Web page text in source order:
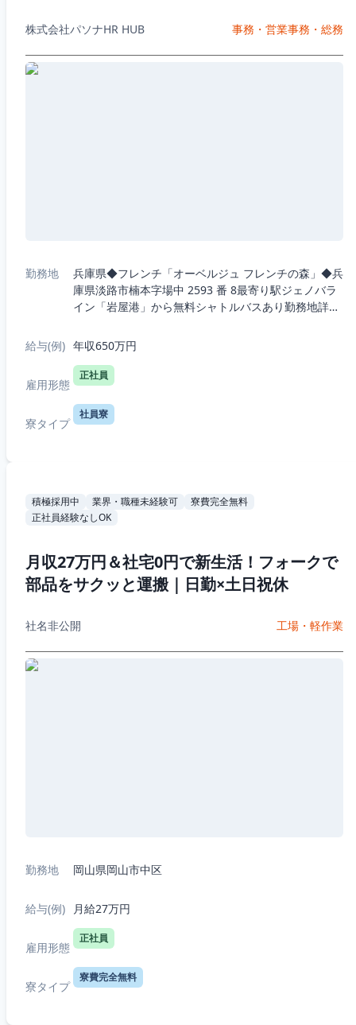
株式会社パソナHR HUB 事務・営業事務・総務
勤務地
兵庫県◆フレンチ「オーベルジュ フレンチの森」◆兵
庫県淡路市楠本字場中 2593 番 8最寄り駅ジェノバラ
イン「岩屋港」から無料シャトルバスあり勤務地詳細
されることなく、当社の運営する淡路島全...
給与(例) 年収650万円
雇用形態
正社員
寮タイプ
社員寮
積極採用中 業界・職種未経験可
寮費完全無料
正社員経験なしOK
月収27万円＆社宅0円で新生活！フォークで
部品をサクッと運搬｜日勤×土日祝休
社名非公開 工場・軽作業
勤務地 岡山県岡山市中区
給与(例) 月給27万円
雇用形態
正社員
寮タイプ
寮費完全無料